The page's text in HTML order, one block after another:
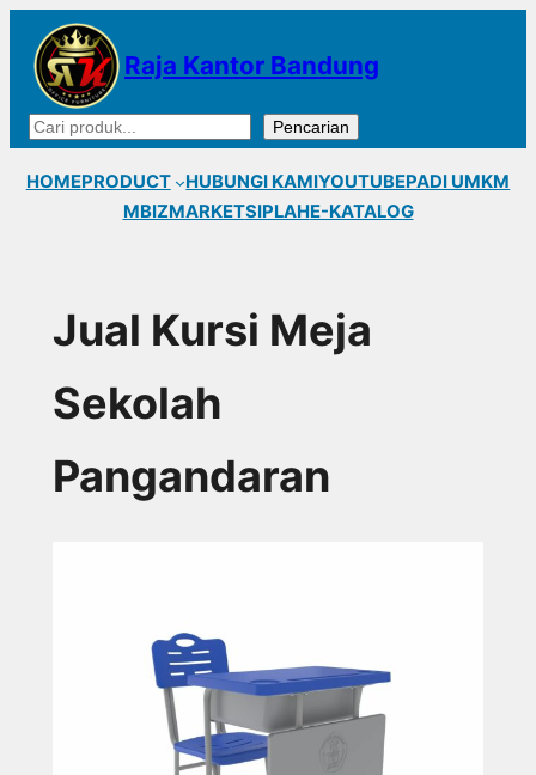
Lewati
konten
Raja Kantor Bandung
Cari Pencarian
HOMEPRODUCT HUBUNGI KAMIYOUTUBEPADI UMKM
MBIZMARKETSIPLAHE-KATALOG
Jual Kursi Meja
Sekolah
Pangandaran